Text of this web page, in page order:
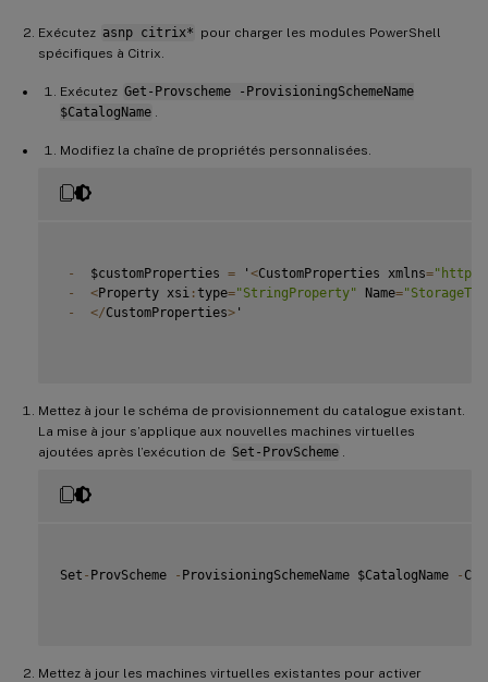
Exécutez asnp citrix* pour charger les modules PowerShell
spécifiques à Citrix.
Exécutez Get-Provscheme -ProvisioningSchemeName
$CatalogName
Modifiez la chaîne de propriétés personnalisées.
-
  $customProperties
= ' <CustomProperties xmlns="http://
-
<Property xsi :type="StringProperty" Name=
-
</CustomProperties> '
Mettez à jour le schéma de provisionnement du catalogue existant.
La mise à jour s’applique aux nouvelles machines virtuelles
ajoutées après l’exécution de Set-ProvScheme
Set - ProvScheme - ProvisioningSchemeName $CatalogName -
Mettez à jour les machines virtuelles existantes pour activer